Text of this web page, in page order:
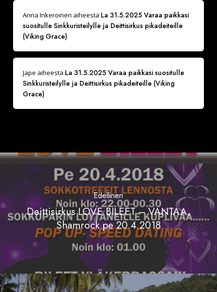
Anna Inkeroinen aiheesta La 31.5.2025 Varaa paikkasi
suositulle Sinkkuristeilylle ja Deittisirkus pikadeiteille
(Viking Grace)
Jape aiheesta La 31.5.2025 Varaa paikkasi suositulle
Sinkkuristeilylle ja Deittisirkus pikadeiteille (Viking
Grace)
Edellinen
Deittisirkus LOVE BILEET – VANTAA,
Shamrock pe 20.4.2018